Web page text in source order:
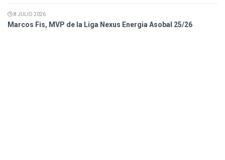
8 JULIO 2026
Marcos Fis, MVP de la Liga Nexus Energia Asobal 25/26